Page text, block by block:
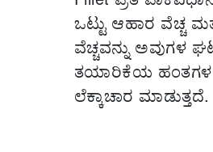
ಒಟ್ಟು ಆಹಾರ ವೆಚ್ಚ
ವೆಚ್ಚವನ್ನು ಅವುಗಳ
ತಯಾರಿಕೆಯ
ಲೆಕ್ಕಾಚಾರ ಮಾಡುತ್ತದೆ.